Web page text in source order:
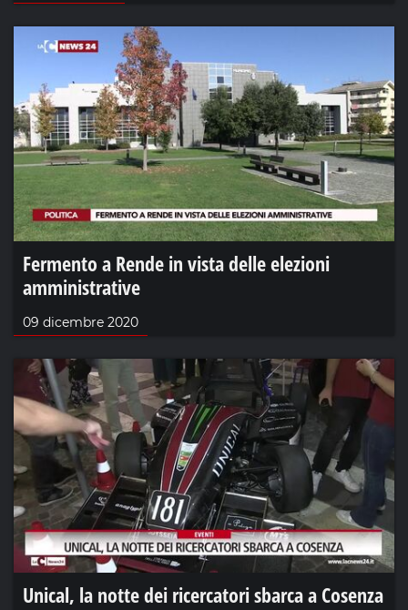
Fermento a Rende in vista delle elezioni
amministrative
09 dicembre 2020
Unical, la notte dei ricercatori sbarca a Cosenza